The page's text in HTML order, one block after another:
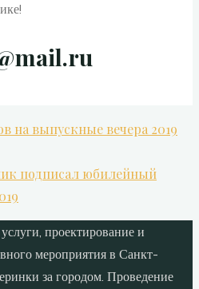
на выпускные вечера 2019
подписал юбилейный
проектирование и
мероприятия в Санкт-
за городом. Проведение